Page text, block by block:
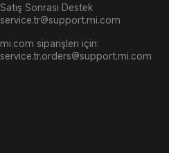
Satış Sonrası Destek
service.tr@support.mi.com
mi.com siparişleri için:
service.tr.orders@support.mi.com